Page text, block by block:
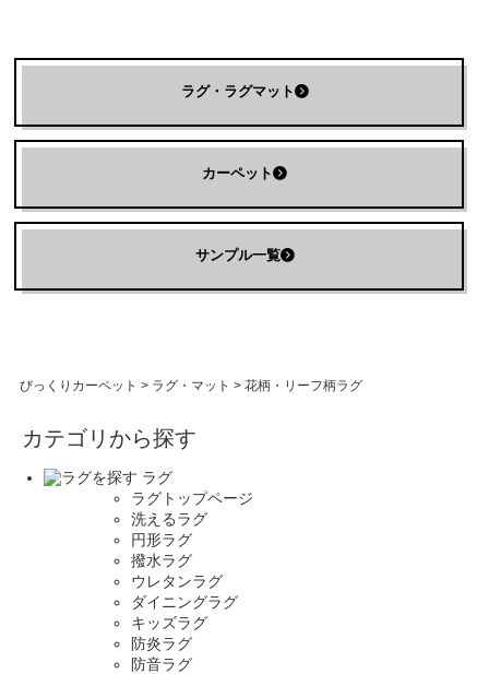
ラグ・ラグマット
カーペット
サンプル一覧
びっくりカーペット > ラグ・マット > 花柄・リーフ柄ラグ
カテゴリから探す
ラグ
ラグトップページ
洗えるラグ
円形ラグ
撥水ラグ
ウレタンラグ
ダイニングラグ
キッズラグ
防炎ラグ
防音ラグ